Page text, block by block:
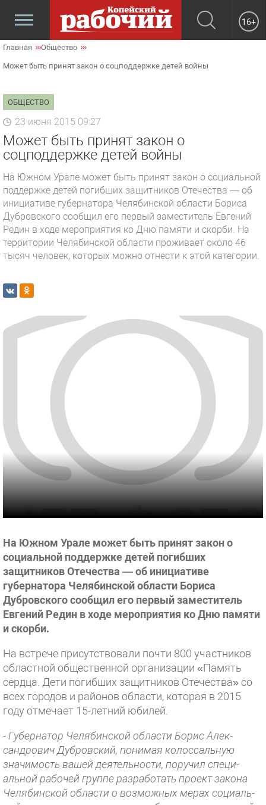
16+
Главная Общество
Может быть принят закон о соцподдержке детей войны
ОБЩЕСТВО
23 июня 2015 09:27
Может быть принят закон о
соцподдержке детей войны
На Южном Урале может быть принят закон о социальной
поддержке детей погибших защитников Отечества — об
инициативе губернатора Челябинской области Бориса
Дубровского сообщил его первый заместитель Евгений
Редин в ходе мероприятия ко Дню памяти и скорби. На
территории Челябинской области про­живает около 46
тысяч человек, которых можно отнести к этой категории.
На Южном Урале может быть принят закон о
социальной поддержке детей погибших
защитников Отечества — об инициативе
губернатора Челябинской области Бориса
Дубровского сообщил его первый заместитель
Евгений Редин в ходе мероприятия ко Дню памяти
и скорби.
На встрече присутствовали почти 800 участни­ков
областной общественной организации «Память
сердца. Дети погибших защитников Отечества» со
всех городов и районов области, которая в 2015
году отмечает 15-летний юбилей.
- Губернатор Челябинской области Борис Алек­
сандрович Дубровский, понимая колоссальную
значимость вашей деятельности, поручил специ­
альной рабочей группе разработать проект закона
Челябинской области о возможных мерах социаль­